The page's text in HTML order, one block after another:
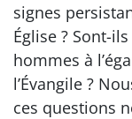
signes
Église ? Sont-
hommes à
l’Évangile ?
ces questions